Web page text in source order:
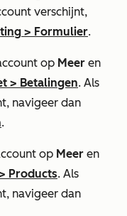
verschijnt,
> Formulier.
op Meer en
> Betalingen. Als
navigeer dan
.
op Meer en
Products. Als
navigeer dan